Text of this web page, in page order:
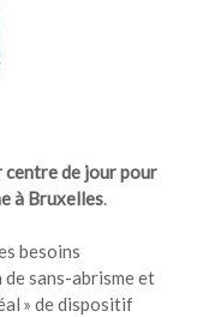
centre de jour pour
à Bruxelles.
besoins
sans-abrisme et
» de dispositif